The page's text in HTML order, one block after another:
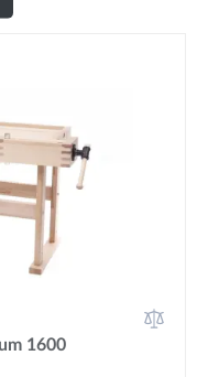
1600